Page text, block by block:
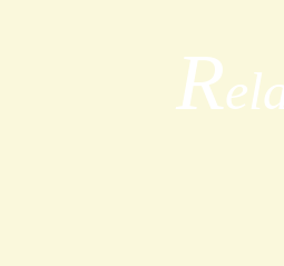
R